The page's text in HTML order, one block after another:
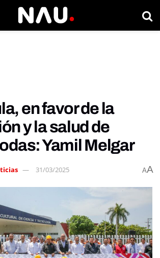
en favor de la
y la salud de
Yamil Melgar
31/03/2025 AA